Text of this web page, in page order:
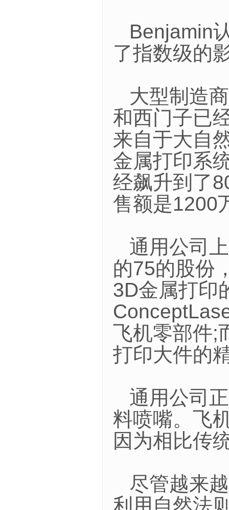
Benjamin
了指数级的
大型制造
和西门子已
来自于大自
金属打印系
经飙升到了
售额是1200
通用公司
的75的股份
3D金属打印
飞机零部件;
打印大件的
通用公司
料喷嘴。飞
因为相比传
尽管越来
利用自然法